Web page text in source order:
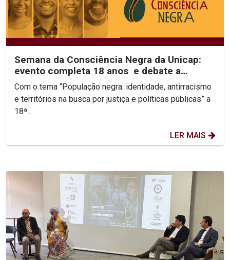
Semana da Consciência Negra da Unicap:
evento completa 18 anos e debate a
identidade e...
Com o tema “População negra: identidade, antirracismo
e territórios na busca por justiça e políticas públicas” a
18ª...
LER MAIS